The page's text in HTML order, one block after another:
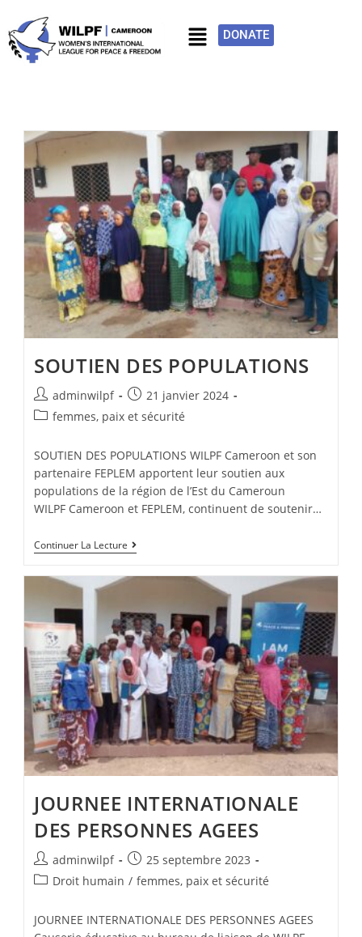
DONATE
SOUTIEN DES POPULATIONS
adminwilpf
21 janvier 2024
femmes, paix et sécurité
SOUTIEN DES POPULATIONS WILPF Cameroon et son
partenaire FEPLEM apportent leur soutien aux
populations de la région de l’Est du Cameroun
WILPF Cameroon et FEPLEM, continuent de soutenir…
Continuer La Lecture
JOURNEE INTERNATIONALE
DES PERSONNES AGEES
adminwilpf
25 septembre 2023
Droit humain / femmes, paix et sécurité
JOURNEE INTERNATIONALE DES PERSONNES AGEES